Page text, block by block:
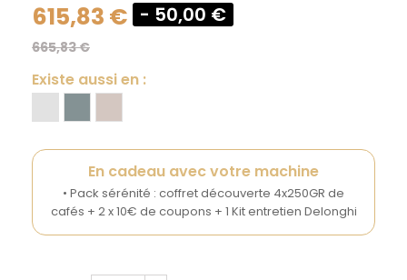
615,83 € - 50,00 €
665,83 €
Existe aussi en :
En cadeau avec votre machine
• Pack sérénité : coffret découverte 4x250GR de
cafés + 2 x 10€ de coupons + 1 Kit entretien Delonghi